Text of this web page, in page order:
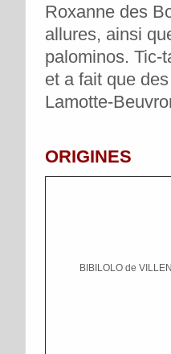
Roxanne des
allures, ainsi
palominos. Tic-
et a fait que
Lamotte-
ORIGINES
BIBILOLO de